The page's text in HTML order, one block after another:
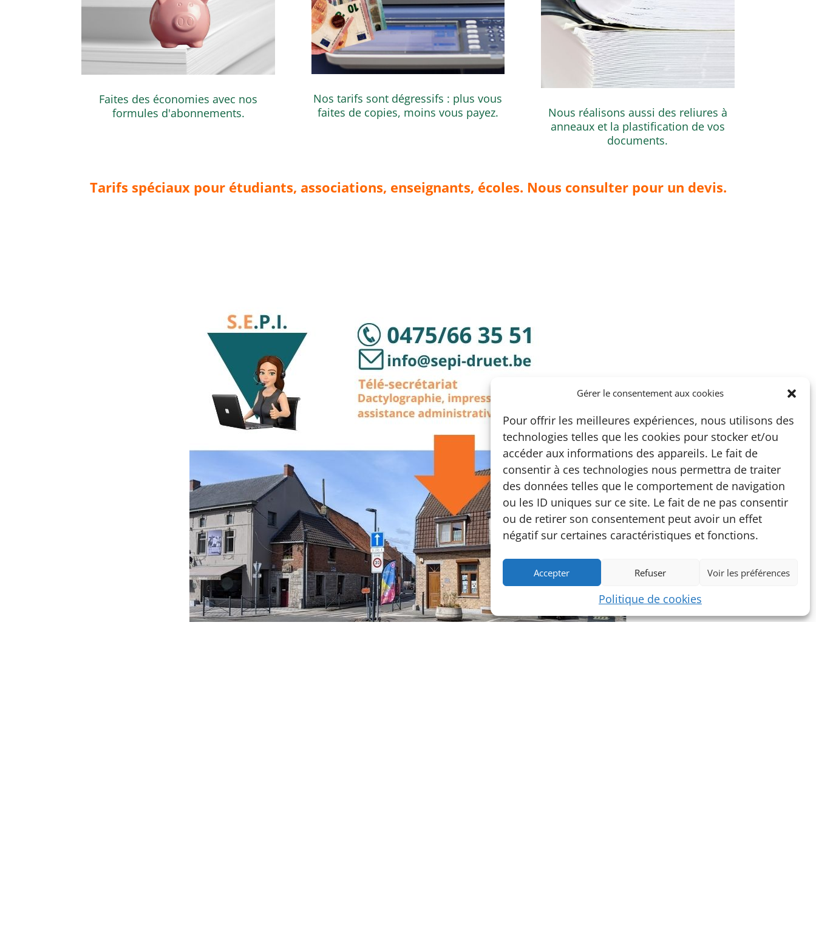
Gérer le consentement aux cookies
Pour offrir les meilleures expériences, nous utilisons des
technologies telles que les cookies pour stocker et/ou
accéder aux informations des appareils. Le fait de
consentir à ces technologies nous permettra de traiter
des données telles que le comportement de navigation
ou les ID uniques sur ce site. Le fait de ne pas consentir
ou de retirer son consentement peut avoir un effet
négatif sur certaines caractéristiques et fonctions.
Accepter Refuser Voir les préférences
Politique de cookies
Faites des économies avec nos
formules d'abonnements.
Nos tarifs sont dégressifs : plus vous
faites de copies, moins vous payez.
Nous réalisons aussi des reliures à
anneaux et la plastification de vos
documents.
Tarifs spéciaux pour étudiants, associations, enseignants, écoles. Nous consulter pour un devis.